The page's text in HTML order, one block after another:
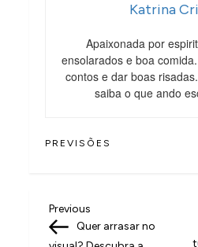
Katrina
Apaixonada por
ensolarados e boa
contos e dar boas
saiba o que ando
PREVISÕES
N
a
Previous
Post
Previous
Quer arrasar no